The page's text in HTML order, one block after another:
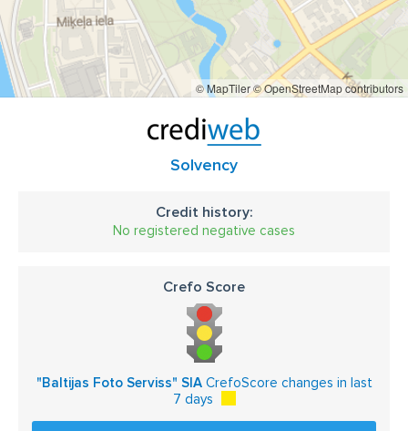
© MapTiler© OpenStreetMap contributors
Solvency
Credit history:
No registered negative cases
Crefo Score
"Baltijas Foto Serviss" SIACrefoScore changes in last
7 days